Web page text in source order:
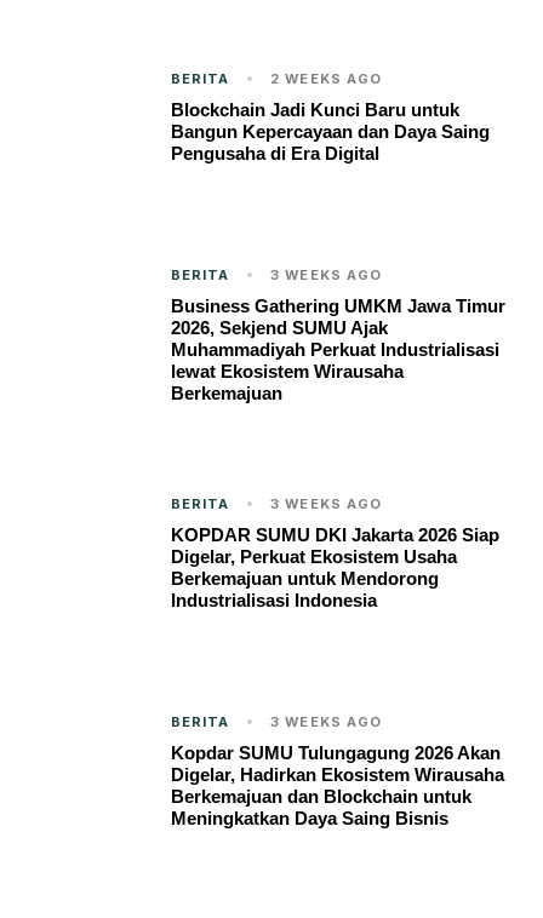
BERITA 2 WEEKS AGO
Blockchain Jadi Kunci Baru untuk
Bangun Kepercayaan dan Daya Saing
Pengusaha di Era Digital
BERITA 3 WEEKS AGO
Business Gathering UMKM Jawa Timur
2026, Sekjend SUMU Ajak
Muhammadiyah Perkuat Industrialisasi
lewat Ekosistem Wirausaha
Berkemajuan
BERITA 3 WEEKS AGO
KOPDAR SUMU DKI Jakarta 2026 Siap
Digelar, Perkuat Ekosistem Usaha
Berkemajuan untuk Mendorong
Industrialisasi Indonesia
BERITA 3 WEEKS AGO
Kopdar SUMU Tulungagung 2026 Akan
Digelar, Hadirkan Ekosistem Wirausaha
Berkemajuan dan Blockchain untuk
Meningkatkan Daya Saing Bisnis